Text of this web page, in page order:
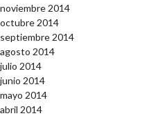
noviembre 2014
octubre 2014
septiembre 2014
agosto 2014
julio 2014
junio 2014
mayo 2014
abril 2014